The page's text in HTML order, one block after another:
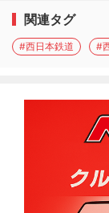
関連タグ
#西日本鉄道 #